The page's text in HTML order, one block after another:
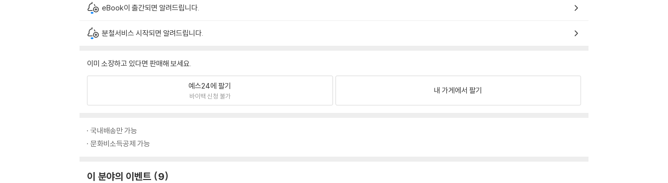
eBook이 출간되면 알려드립니다.
분철서비스 시작되면 알려드립니다.
이미 소장하고 있다면 판매해 보세요.
예스24에 팔기
바이백 신청 불가
내 가게에서 팔기
국내배송만 가능
문화비소득공제 가능
이 분야의 이벤트 9